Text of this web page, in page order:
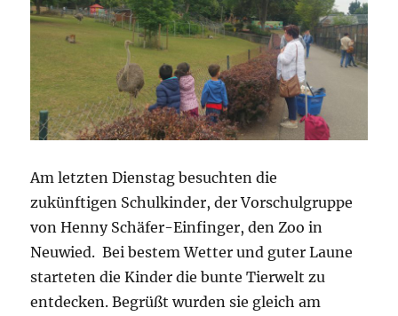
Am letzten Dienstag besuchten die
zukünftigen Schulkinder, der Vorschulgruppe
von Henny Schäfer-Einfinger, den Zoo in
Neuwied. Bei bestem Wetter und guter Laune
starteten die Kinder die bunte Tierwelt zu
entdecken. Begrüßt wurden sie gleich am